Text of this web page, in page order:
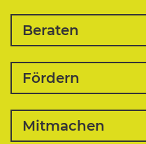
Beraten
Fördern
Mitmachen